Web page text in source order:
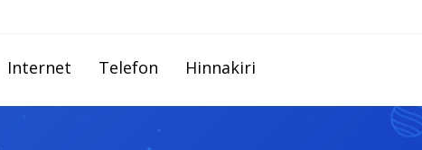
Internet Telefon Hinnakiri